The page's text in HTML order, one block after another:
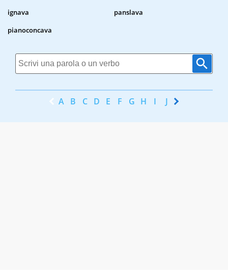
ignava
panslava
pianoconcava
A B C D E F G H I J K